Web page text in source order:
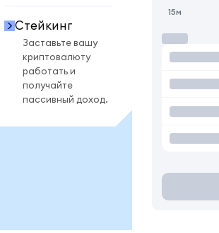
Стейкинг
Заставьте вашу
криптовалюту
работать и
получайте
пассивный доход.
15м